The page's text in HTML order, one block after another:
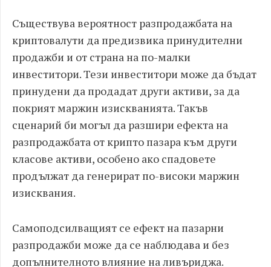
Съществува вероятност разпродажбата на
криптовалути да предизвика принудителни
продажби и от страна на по-малки
инвеститори. Тези инвеститори може да бъдат
принудени да продадат други активи, за да
покрият маржин изискванията. Такъв
сценарий би могъл да разшири ефекта на
разпродажбата от крипто пазара към други
класове активи, особено ако спадовете
продължат да генерират по-високи маржин
изисквания.
Самоподсилващият се ефект на пазарни
разпродажби може да се наблюдава и без
допълнителното влияние на ливъриджа.